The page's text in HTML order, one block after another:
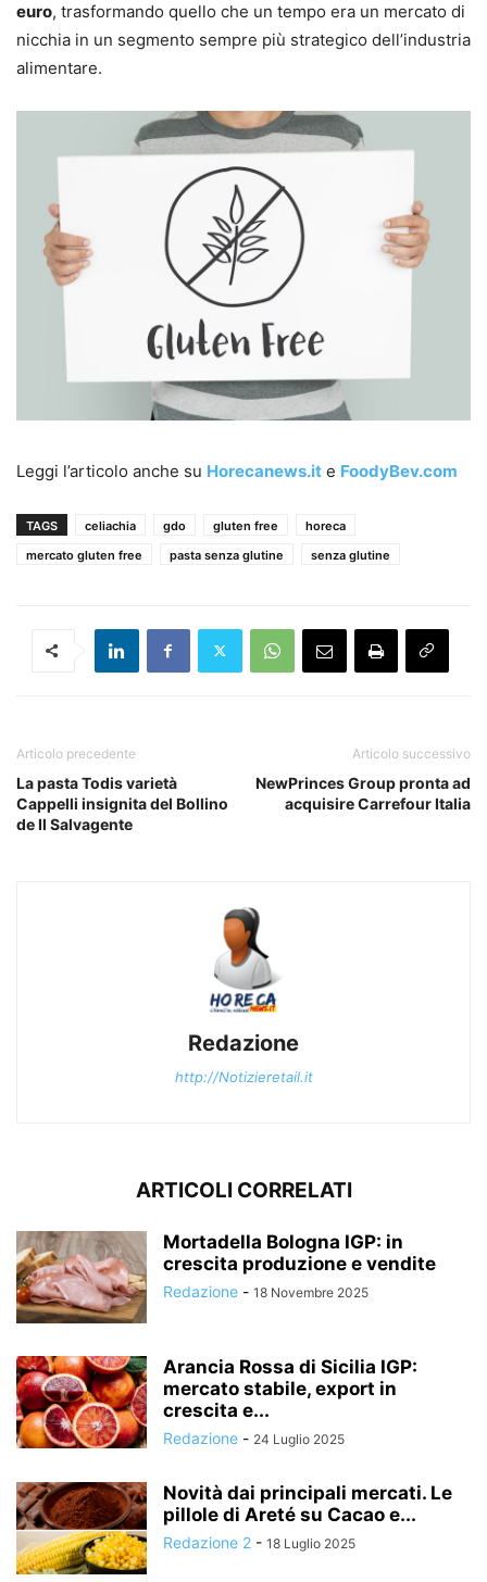
euro, trasformando quello che un tempo era un mercato di
nicchia in un segmento sempre più strategico dell’industria
alimentare.
Leggi l’articolo anche su Horecanews.it e FoodyBev.com
TAGS celiachia gdo gluten free
horeca
mercato gluten free
pasta senza glutine senza glutine
Articolo precedente
La pasta Todis varietà
Cappelli insignita del Bollino
de Il Salvagente
Articolo successivo
NewPrinces Group pronta ad
acquisire Carrefour Italia
Redazione
http://Notizieretail.it
ARTICOLI CORRELATI
Mortadella Bologna IGP: in
crescita produzione e vendite
Redazione - 18 Novembre 2025
Arancia Rossa di Sicilia IGP:
mercato stabile, export in
crescita e...
Redazione - 24 Luglio 2025
Novità dai principali mercati. Le
pillole di Areté su Cacao e...
Redazione 2 - 18 Luglio 2025